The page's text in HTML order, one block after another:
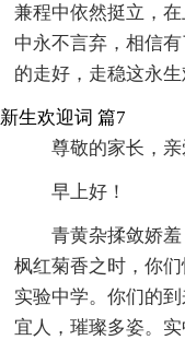
兼程中依然挺立，
中永不言弃，相信
的走好，走稳这永生
新生欢迎词 篇7
尊敬的家长，亲
早上好！
青黄杂揉敛娇
枫红菊香之时，你
实验中学。你们的
宜人，璀璨多姿。